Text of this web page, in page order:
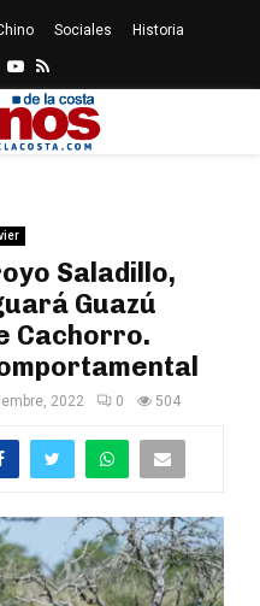
Sociales Historia
Youtube
Rss
Saladillo,
Guazú
Cachorro.
2022 0 504